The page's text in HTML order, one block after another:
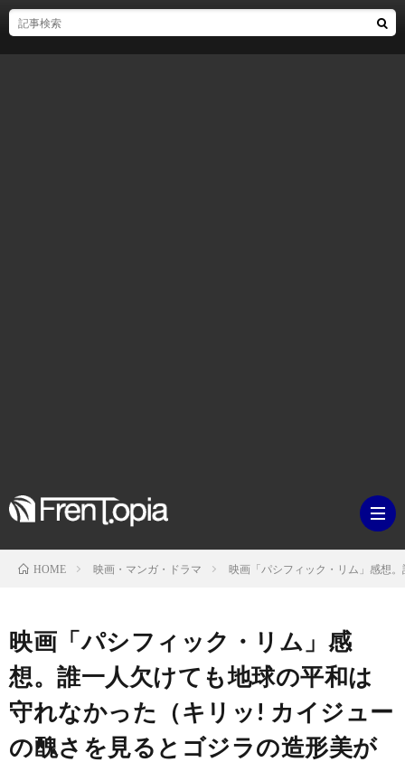
グ
刊
ボ
HOME 映画・マンガ・ドラマ 映画「パシフィック・リム」感想
映画「パシフィック・リム」感
想。誰一人欠けても地球の平和は
守れなかった（キリッ! カイジュー
の醜さを見るとゴジラの造形美が